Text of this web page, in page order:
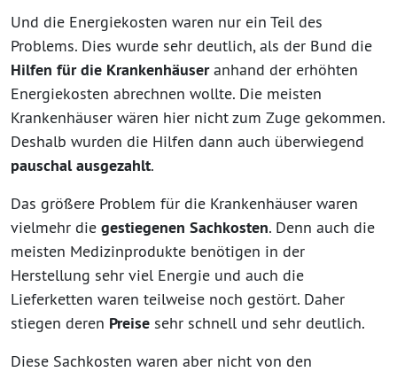
Und die Energiekosten waren nur ein Teil des
Problems. Dies wurde sehr deutlich, als der Bund die
Hilfen für die Krankenhäuseranhand der erhöhten
Energiekosten abrechnen wollte. Die meisten
Krankenhäuser wären hier nicht zum Zuge gekommen.
Deshalb wurden die Hilfen dann auch überwiegend
pauschal ausgezahlt.
Das größere Problem für die Krankenhäuser waren
vielmehr die gestiegenen Sachkosten. Denn auch die
meisten Medizinprodukte benötigen in der
Herstellung sehr viel Energie und auch die
Lieferketten waren teilweise noch gestört. Daher
stiegen deren Preise sehr schnell und sehr deutlich.
Diese Sachkosten waren aber nicht von den